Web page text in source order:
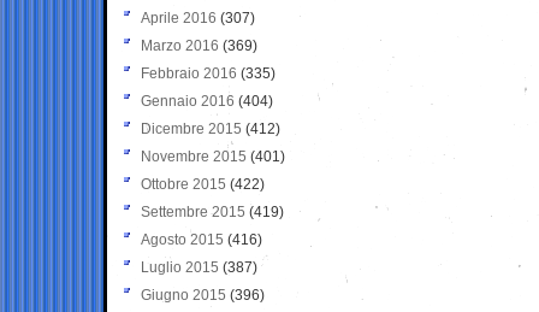
Aprile 2016 (307)
Marzo 2016 (369)
Febbraio 2016 (335)
Gennaio 2016 (404)
Dicembre 2015 (412)
Novembre 2015 (401)
Ottobre 2015 (422)
Settembre 2015 (419)
Agosto 2015 (416)
Luglio 2015 (387)
Giugno 2015 (396)